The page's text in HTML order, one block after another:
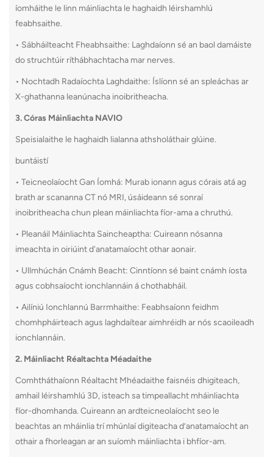
íomháithe le linn máinliachta le haghaidh léirshamhlú
feabhsaithe.
• Sábháilteacht Fheabhsaithe: Laghdaíonn sé an baol damáiste
do struchtúir ríthábhachtacha mar nerves.
• Nochtadh Radaíochta Laghdaithe: Íslíonn sé an spleáchas ar
X-ghathanna leanúnacha inoibritheacha.
3. Córas Máinliachta NAVIO
Speisialaithe le haghaidh lialanna athsholáthair glúine.
buntáistí
• Teicneolaíocht Gan Íomhá: Murab ionann agus córais atá ag
brath ar scananna CT nó MRI, úsáideann sé sonraí
inoibritheacha chun plean máinliachta fíor-ama a chruthú.
• Pleanáil Máinliachta Saincheaptha: Cuireann nósanna
imeachta in oiriúint d'anatamaíocht othar aonair.
• Ullmhúchán Cnámh Beacht: Cinntíonn sé baint cnámh íosta
agus cobhsaíocht ionchlannáin á chothabháil.
• Ailíniú Ionchlannú Barrmhaithe: Feabhsaíonn feidhm
chomhpháirteach agus laghdaítear aimhréidh ar nós scaoileadh
ionchlannáin.
2. Máinliacht Réaltachta Méadaithe
Comhtháthaíonn Réaltacht Mhéadaithe faisnéis dhigiteach,
amhail léirshamhlú 3D, isteach sa timpeallacht mháinliachta
fíor-dhomhanda. Cuireann an ardteicneolaíocht seo le
beachtas an mháinlia trí mhúnlaí digiteacha d’anatamaíocht an
othair a fhorleagan ar an suíomh máinliachta i bhfíor-am.